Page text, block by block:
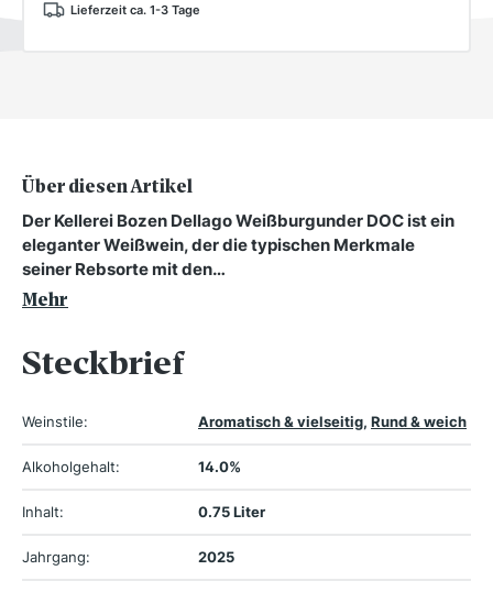
Lieferzeit ca. 1-3 Tage
Über diesen Artikel
Der Kellerei Bozen Dellago Weißburgunder DOC ist ein
eleganter Weißwein, der die typischen Merkmale
seiner Rebsorte mit den…
Mehr
Steckbrief
Weinstile: Aromatisch & vielseitig, Rund & weich
Alkoholgehalt: 14.0%
Inhalt: 0.75 Liter
Jahrgang: 2025